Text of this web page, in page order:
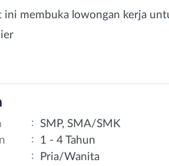
ini membuka lowongan kerja
: SMP, SMA/SMK
:
1 - 4 Tahun
:
Pria/Wanita